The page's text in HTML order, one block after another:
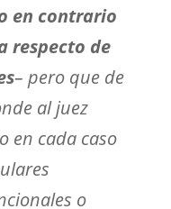
en contrario
respecto de
– pero que de
al juez
en cada caso
o